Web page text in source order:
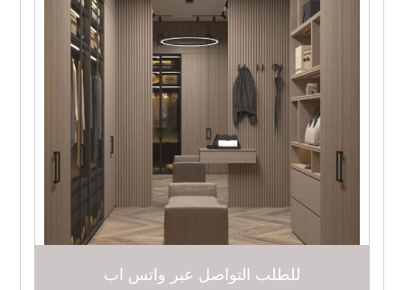
للطلب التواصل عبر واتس اب